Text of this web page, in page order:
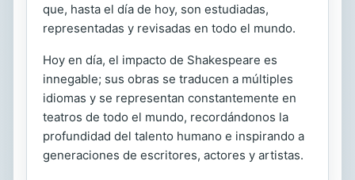
que, hasta el día de hoy, son estudiadas,
representadas y revisadas en todo el mundo.
Hoy en día, el impacto de Shakespeare es
innegable; sus obras se traducen a múltiples
idiomas y se representan constantemente en
teatros de todo el mundo, recordándonos la
profundidad del talento humano e inspirando a
generaciones de escritores, actores y artistas.